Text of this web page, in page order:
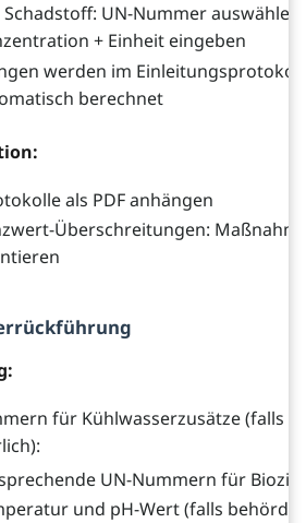
UN-Nummer auswählen,
+ Einheit eingeben
werden im Einleitungsprotokoll
berechnet
als PDF anhängen
Überschreitungen:
für Kühlwasserzusätze (falls
UN-Nummern für
und pH-Wert (falls